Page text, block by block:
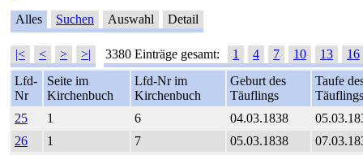
Alles Suchen Auswahl Detail
|< < > >| 3380 Einträge gesamt: 1 4 7 10 13
16
Lfd-
Nr
Seite im
Kirchenbuch
Lfd-Nr im
Kirchenbuch
Geburt des
Täuflings
Taufe
Täuflings
25
1 6 04.03.1838
26
1 7 05.03.1838